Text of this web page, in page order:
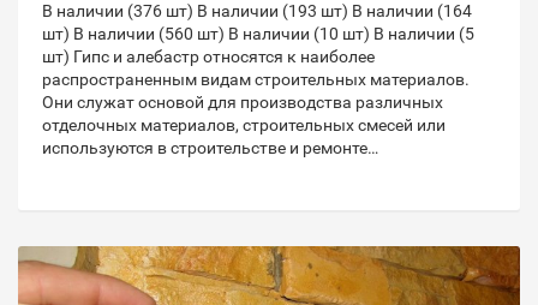
В наличии (376 шт) В наличии (193 шт) В наличии (164
шт) В наличии (560 шт) В наличии (10 шт) В наличии (5
шт) Гипс и алебастр относятся к наиболее
распространенным видам строительных материалов.
Они служат основой для производства различных
отделочных материалов, строительных смесей или
используются в строительстве и ремонте…